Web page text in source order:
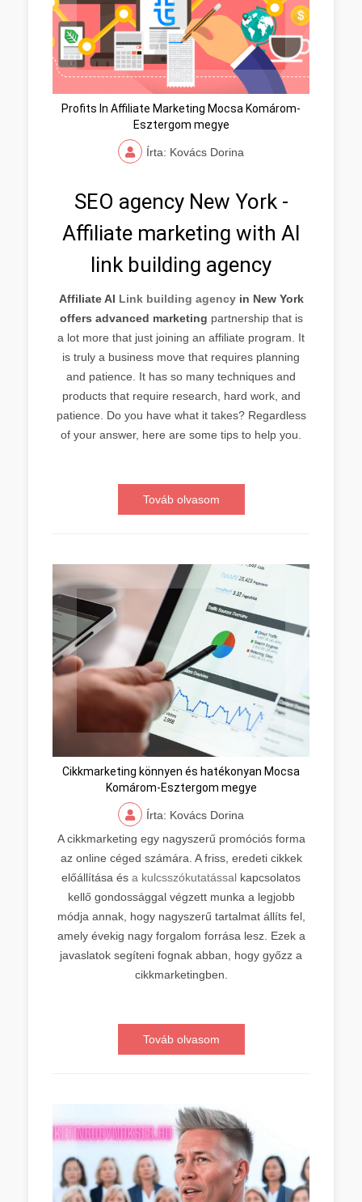
Profits In Affiliate Marketing Mocsa Komárom-
Esztergom megye
Írta: Kovács Dorina
SEO agency New York -
Affiliate marketing with AI
link building agency
Affiliate AI Link building agencyin New York
offers advanced marketing partnership that is
a lot more that just joining an affiliate program. It
is truly a business move that requires planning
and patience. It has so many techniques and
products that require research, hard work, and
patience. Do you have what it takes? Regardless
of your answer, here are some tips to help you.
Továb olvasom
Cikkmarketing könnyen és hatékonyan Mocsa
Komárom-Esztergom megye
Írta: Kovács Dorina
A cikkmarketing egy nagyszerű promóciós forma
az online céged számára. A friss, eredeti cikkek
előállítása és a kulcsszókutatással kapcsolatos
kellő gondossággal végzett munka a legjobb
módja annak, hogy nagyszerű tartalmat állíts fel,
amely évekig nagy forgalom forrása lesz. Ezek a
javaslatok segíteni fognak abban, hogy győzz a
cikkmarketingben.
Továb olvasom